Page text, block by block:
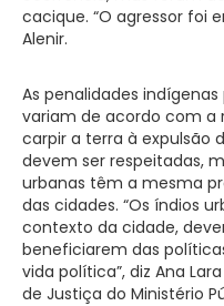
cacique. “O agressor foi
Alenir.
As penalidades
variam de acordo com a
carpir a terra à expulsão
devem ser respeitadas,
urbanas têm a mesma
das cidades. “Os índios
contexto da cidade,
beneficiarem das
vida política”, diz Ana
de Justiça do Ministério